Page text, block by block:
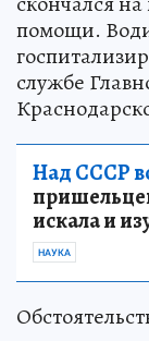
помощи.
службе
Над СССР
искала и
НАУКА